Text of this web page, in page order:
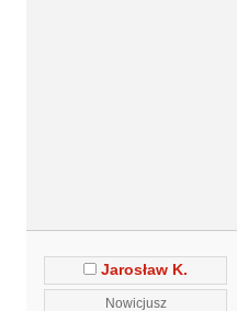
Jarosław K.
Nowicjusz